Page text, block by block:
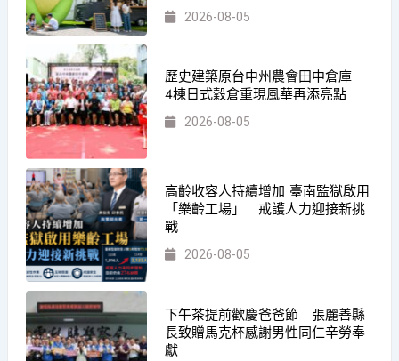
2026-08-05
歷史建築原台中州農會田中倉庫
4棟日式穀倉重現風華再添亮點
2026-08-05
高齡收容人持續增加 臺南監獄啟用
「樂齡工場」 戒護人力迎接新挑
戰
2026-08-05
下午茶提前歡慶爸爸節 張麗善縣
長致贈馬克杯感謝男性同仁辛勞奉
獻